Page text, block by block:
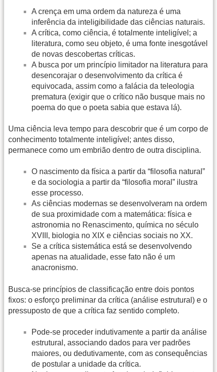
A crença em uma ordem da natureza é uma
inferência da inteligibilidade das ciências naturais.
A crítica, como ciência, é totalmente inteligível; a
literatura, como seu objeto, é uma fonte inesgotável
de novas descobertas críticas.
A busca por um princípio limitador na literatura para
desencorajar o desenvolvimento da crítica é
equivocada, assim como a falácia da teleologia
prematura (exigir que o crítico não busque mais no
poema do que o poeta sabia que estava lá).
Uma ciência leva tempo para descobrir que é um corpo de
conhecimento totalmente inteligível; antes disso,
permanece como um embrião dentro de outra disciplina.
O nascimento da física a partir da “filosofia natural”
e da sociologia a partir da “filosofia moral” ilustra
esse processo.
As ciências modernas se desenvolveram na ordem
de sua proximidade com a matemática: física e
astronomia no Renascimento, química no século
XVIII, biologia no XIX e ciências sociais no XX.
Se a crítica sistemática está se desenvolvendo
apenas na atualidade, esse fato não é um
anacronismo.
Busca-se princípios de classificação entre dois pontos
fixos: o esforço preliminar da crítica (análise estrutural) e o
pressuposto de que a crítica faz sentido completo.
Pode-se proceder indutivamente a partir da análise
estrutural, associando dados para ver padrões
maiores, ou dedutivamente, com as consequências
de postular a unidade da crítica.